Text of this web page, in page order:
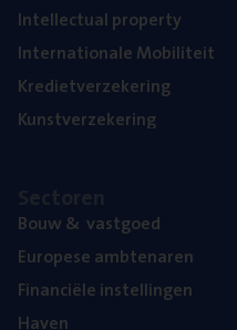
Intel­lec­tu­al property
Inter­na­ti­o­na­le Mobiliteit
Kre­diet­ver­ze­ke­ring
Kunst­ver­ze­ke­ring
Bouw& vastgoed
Euro­pe­se ambtenaren
Finan­ci­ë­le instellingen
Haven